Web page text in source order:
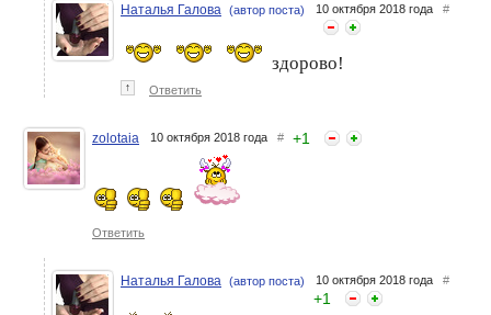
Красота от Alvin d'or. Часть
1. SHE-LAK 3565
Alvin D'or: чудеса
тестирования
начинаются!!!
Наталья Галова (автор поста) 10 октября 2018 года #
здорово!
↑ Ответить
zolotaia 10 октября 2018 года # +1
Ответить
Наталья Галова (автор поста) 10 октября 2018 года #
+1